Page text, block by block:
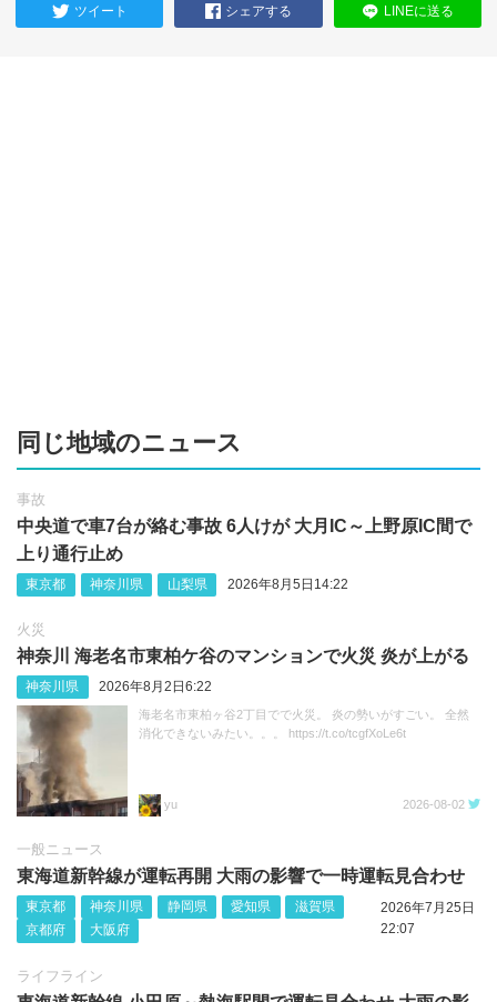
ツイート シェアする LINEに送る
同じ地域のニュース
事故
中央道で車7台が絡む事故 6人けが 大月IC～上野原IC間で
上り通行止め
東京都 神奈川県 山梨県 2026年8月5日14:22
火災
神奈川 海老名市東柏ケ谷のマンションで火災 炎が上がる
神奈川県 2026年8月2日6:22
海老名市東柏ヶ谷2丁目でで火災。 炎の勢いがすごい。 全然
消化できないみたい。。。 https://t.co/tcgfXoLe6t
yu 2026-08-02
一般ニュース
東海道新幹線が運転再開 大雨の影響で一時運転見合わせ
東京都 神奈川県 静岡県 愛知県
滋賀県
京都府
大阪府
2026年7月25日
22:07
ライフライン